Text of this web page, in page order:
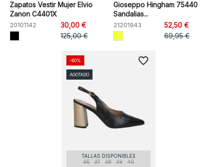
Zapatos Vestir Mujer Elvio
Zanon C4401X
20101142
30,00 €
125,00 €
Gioseppo Hingham 75440
Sandalias...
21201943
52,50 €
69,95 €
TALLAS DISPONIBLES
36
37 38 39 40
-60%
AGOTADO
favorite_border